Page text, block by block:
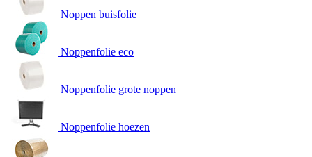
Noppen buisfolie
Noppenfolie eco
Noppenfolie grote noppen
Noppenfolie hoezen